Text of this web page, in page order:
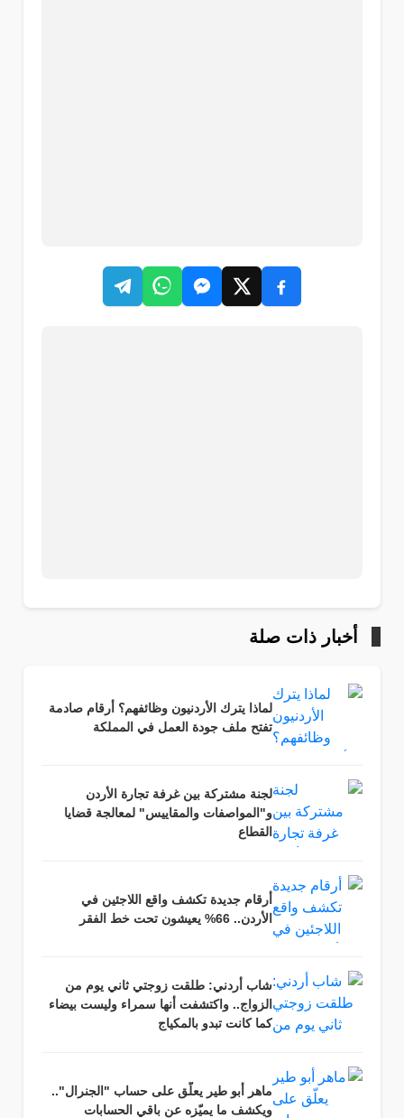
أخبار ذات صلة
لماذا يترك الأردنيون وظائفهم؟ أرقام صادمة
تفتح ملف جودة العمل في المملكة
لجنة مشتركة بين غرفة تجارة الأردن
و"المواصفات والمقاييس" لمعالجة قضايا
القطاع
أرقام جديدة تكشف واقع اللاجئين في
الأردن.. 66% يعيشون تحت خط الفقر
شاب أردني: طلقت زوجتي ثاني يوم من
الزواج.. واكتشفت أنها سمراء وليست بيضاء
كما كانت تبدو بالمكياج
ماهر أبو طير يعلّق على حساب "الجنرال"..
ويكشف ما يميّزه عن باقي الحسابات